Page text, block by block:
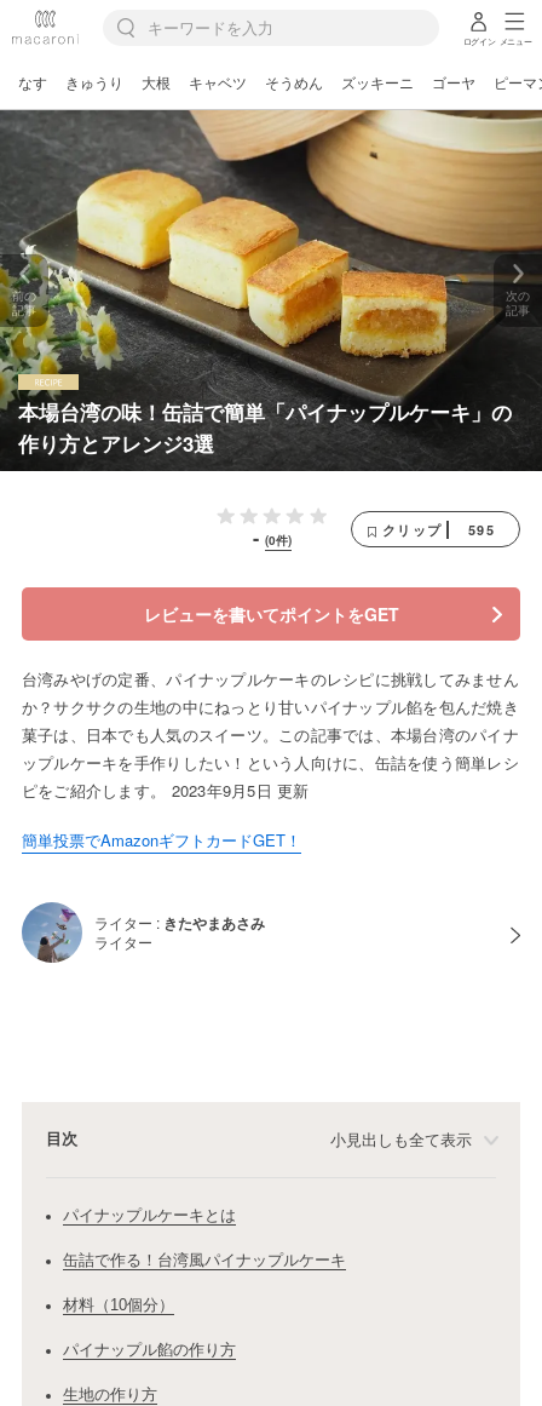
ログイン メニュー
なす きゅうり 大根 キャベツ そうめん ズッキーニ ゴーヤ ピーマ
本場台湾の味！缶詰で簡単「パイナップルケーキ」の
作り方とアレンジ3選
前の
記事
次の
記事
- (0件)
クリップ 595
レビューを書いてポイントをGET
台湾みやげの定番、パイナップルケーキのレシピに挑戦してみません
か？サクサクの生地の中にねっとり甘いパイナップル餡を包んだ焼き
菓子は、日本でも人気のスイーツ。この記事では、本場台湾のパイナ
ップルケーキを手作りしたい！という人向けに、缶詰を使う簡単レシ
ピをご紹介します。 2023年9月5日 更新
簡単投票でAmazonギフトカードGET！
ライター : きたやまあさみ
ライター
目次 小見出しも全て表示
パイナップルケーキとは
缶詰で作る！台湾風パイナップルケーキ
材料（10個分）
パイナップル餡の作り方
生地の作り方